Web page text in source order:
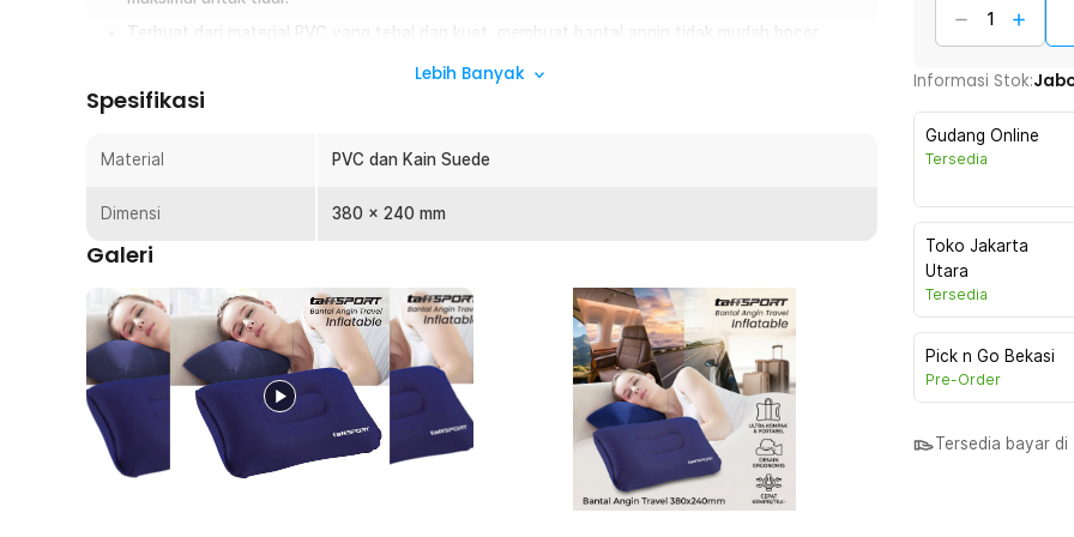
Terbuat dari material PVC yang tebal dan kuat, membuat bantal angin tidak mudah bocor.
Overview
dibawa bepergian karena ringan dan hemat ruang penyimpanan. Isi bantal dengan angin ketika ingin
kenyamanan Anda. Bisa digunakan untuk menemani perjalanan Anda, berkemah, dan lainnya.
Fitur
Bantal dengan Desain Inflatable
Agar tidak memakan ruang penyimpanan di tas Anda, maka bantal ini memiliki desain inflatable,
diisi dengan angin lalu dikempiskan saat disimpan. Anda dapat mengisinya dengan mudah melalui
lubang udara yang tersedia. Bantal ini pun memiliki sensasi yang mirip dengan bantal biasa
sehingga Anda dapat beristirahat dengan nyaman saat melakukan perjalanan.
Portable dan Mudah Disimpan
Anda bisa dengan mudah membawa bantal angin ini ketika dalam keadaan kempis. Saat sudah
kempis, bantal bisa dilipat kemudian Anda bisa menyimpannya di tas untuk digunakan di
Lebih Banyak
Spesifikasi
Material PVC dan Kain Suede
Dimensi 380 x 240 mm
Galeri
Informasi Stok:
Gudang Online
Tersedia
Toko Jakarta
Utara
Tersedia
Pick n Go Bekasi
Pre-Order
Tersedia bayar